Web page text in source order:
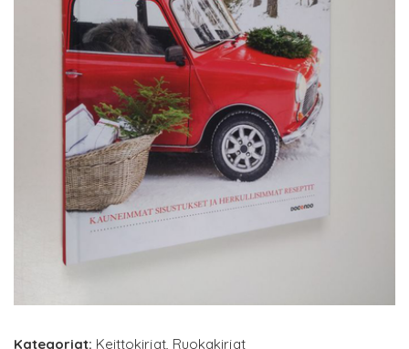
Kategoriat: Keittokirjat, Ruokakirjat